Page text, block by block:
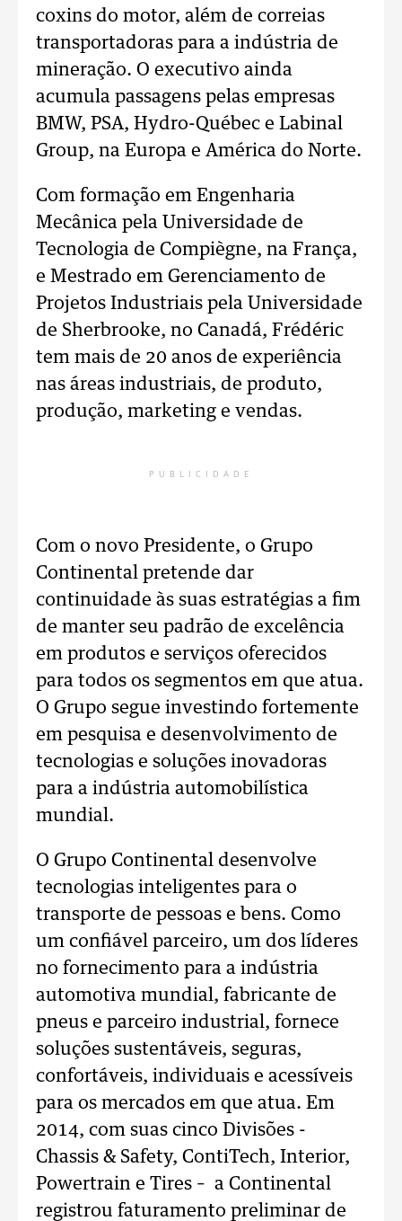
coxins do motor, além de correias
transportadoras para a indústria de
mineração. O executivo ainda
acumula passagens pelas empresas
BMW, PSA, Hydro-Québec e Labinal
Group, na Europa e América do Norte.
Com formação em Engenharia
Mecânica pela Universidade de
Tecnologia de Compiègne, na França,
e Mestrado em Gerenciamento de
Projetos Industriais pela Universidade
de Sherbrooke, no Canadá, Frédéric
tem mais de 20 anos de experiência
nas áreas industriais, de produto,
produção, marketing e vendas.
PUBLICIDADE
Com o novo Presidente, o Grupo
Continental pretende dar
continuidade às suas estratégias a fim
de manter seu padrão de excelência
em produtos e serviços oferecidos
para todos os segmentos em que atua.
O Grupo segue investindo fortemente
em pesquisa e desenvolvimento de
tecnologias e soluções inovadoras
para a indústria automobilística
mundial.
O Grupo Continental desenvolve
tecnologias inteligentes para o
transporte de pessoas e bens. Como
um confiável parceiro, um dos líderes
no fornecimento para a indústria
automotiva mundial, fabricante de
pneus e parceiro industrial, fornece
soluções sustentáveis, seguras,
confortáveis, individuais e acessíveis
para os mercados em que atua. Em
2014, com suas cinco Divisões -
Chassis & Safety, ContiTech, Interior,
Powertrain e Tires – a Continental
registrou faturamento preliminar de